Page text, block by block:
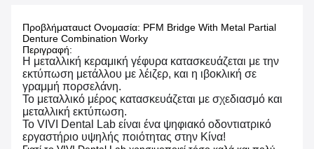
Προβλήματαuct Ονομασία: PFM Bridge With Metal Partial
Denture Combination Worky
Περιγραφή:
Η μεταλλική κεραμική γέφυρα κατασκευάζεται με την
εκτύπωση μετάλλου με λέιζερ, και η ιβοκλική σε
γραμμή πορσελάνη.
Το μεταλλικό μέρος κατασκευάζεται με σχεδιασμό και
μεταλλική εκτύπωση.
Το VIVI Dental Lab είναι ένα ψηφιακό οδοντιατρικό
εργαστήριο υψηλής ποιότητας στην Κίνα!